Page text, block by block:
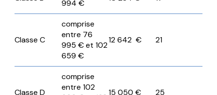
994 €
Classe C
comprise
entre 76
995 € et 102
659 €
12 642 € 21
Classe D
comprise
entre 102
15 050 € 25